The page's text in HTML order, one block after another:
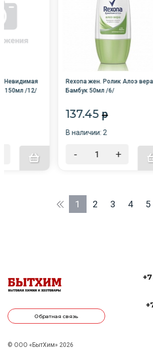
Невидимая
150мл /12/
Rexona жен. Ролик Алоэ
Бамбук 50мл /6/
137.45 p
В наличии: 2
- +
1 2 3 4 5
Обратная связь
© ООО «БытХим» 2026